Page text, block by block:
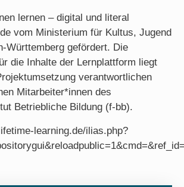
lernen – digital und literal
vom Ministerium für Kultus, Jugend
Württemberg gefördert. Die
die Inhalte der Lernplattform liegt
verantwortlichen
Mitarbeiter*innen des
Betriebliche Bildung (f-bb).
learning.de/ilias.php?